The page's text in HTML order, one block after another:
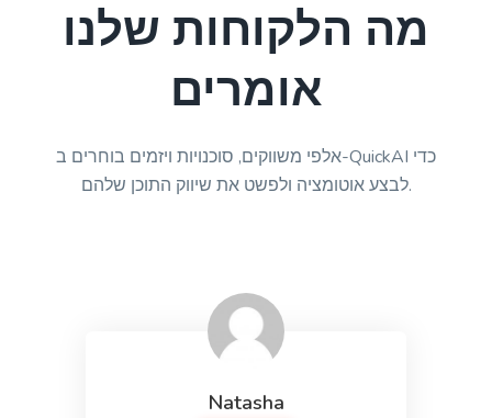
Emails
Professional-looking emails that help you engage
leads and customers.
prospects that get better results.
מה הלקוחות שלנו
אומרים
אלפי משווקים, סוכנויות ויזמים בוחרים ב-QuickAI כדי
לבצע אוטומציה ולפשט את שיווק התוכן שלהם.
Natasha